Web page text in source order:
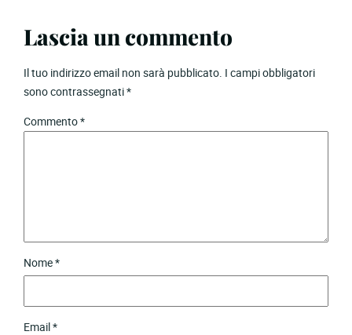
Lascia un commento
Il tuo indirizzo email non sarà pubblicato. I campi obbligatori
sono contrassegnati*
Commento*
Nome*
Email*